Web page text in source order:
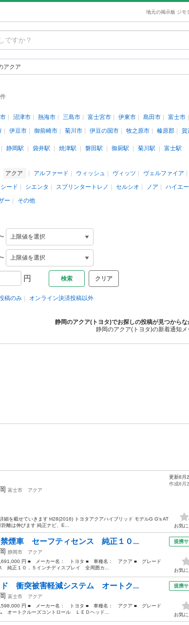
地元の掲示板 ジモ
アクア
沼津市 熱海市 三島市 富士宮市 伊東市 島田市 富士市
伊豆市 御前崎市 菊川市 伊豆の国市 牧之原市 榛原郡 賀
静岡駅 袋井駅 焼津駅 磐田駅 御厨駅 菊川駅
富士駅
アクア アルファード ウィッシュ ヴィッツ ヴェルファイア
ード シエンタ スプリンタートレノ セルシオ ノア ハイエ
ー その他
~
~
円 クリア
稿のみ オンライン決済投稿以外
静岡のアクア(トヨタ)でお探しの投稿が見つからな
静岡のアクア(トヨタ)の新着通知メ
富士市 アクア
細を載せていきます H28(2016) トヨタアクアハイブリッド モデルG G's AT
離は伸びます 純正ナビ、E...
更新8月
作成8月
お気に
禁煙車 セーフティセンス 純正１０...
静岡市
アクア
円 ■ メーカー名： トヨタ ■ 車種名： アクア ■ グレード
正１０．５インチディスプレイ 全周囲カ...
提携サ
お気に
ド 衝突被害軽減システム オートク...
富士市
アクア
円 ■ メーカー名： トヨタ ■ 車種名： アクア ■ グレード
ートクルーズコントロール ＬＥＤヘッド...
提携サ
お気に